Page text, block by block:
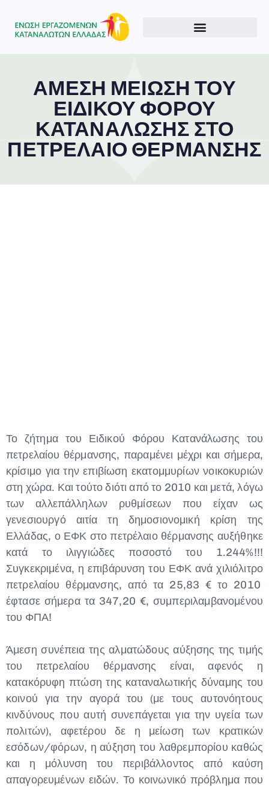
ΑΜΕΣΗ ΜΕΙΩΣΗ ΤΟΥ
ΕΙΔΙΚΟΥ ΦΟΡΟΥ
ΚΑΤΑΝΑΛΩΣΗΣ ΣΤΟ
ΠΕΤΡΕΛΑΙΟ ΘΕΡΜΑΝΣΗΣ
Το ζήτημα του Ειδικού Φόρου Κατανάλωσης του
πετρελαίου θέρμανσης, παραμένει μέχρι και σήμερα,
κρίσιμο για την επιβίωση εκατομμυρίων νοικοκυριών
στη χώρα. Και τούτο διότι από το 2010 και μετά, λόγω
των αλλεπάλληλων ρυθμίσεων που είχαν ως
γενεσιουργό αιτία τη δημοσιονομική κρίση της
Ελλάδας, ο ΕΦΚ στο πετρέλαιο θέρμανσης αυξήθηκε
κατά το ιλιγγιώδες ποσοστό του 1.244%!!!
Συγκεκριμένα, η επιβάρυνση του ΕΦΚ ανά χιλιόλιτρο
πετρελαίου θέρμανσης, από τα 25,83 € το 2010
έφτασε σήμερα τα 347,20 €, συμπεριλαμβανομένου
του ΦΠΑ!
Άμεση συνέπεια της αλματώδους αύξησης της τιμής
του πετρελαίου θέρμανσης είναι, αφενός η
κατακόρυφη πτώση της καταναλωτικής δύναμης του
κοινού για την αγορά του (με τους αυτονόητους
κινδύνους που αυτή συνεπάγεται για την υγεία των
πολιτών), αφετέρου δε η μείωση των κρατικών
εσόδων/φόρων, η αύξηση του λαθρεμπορίου καθώς
και η μόλυνση του περιβάλλοντος από καύση
απαγορευμένων ειδών. Το κοινωνικό πρόβλημα που